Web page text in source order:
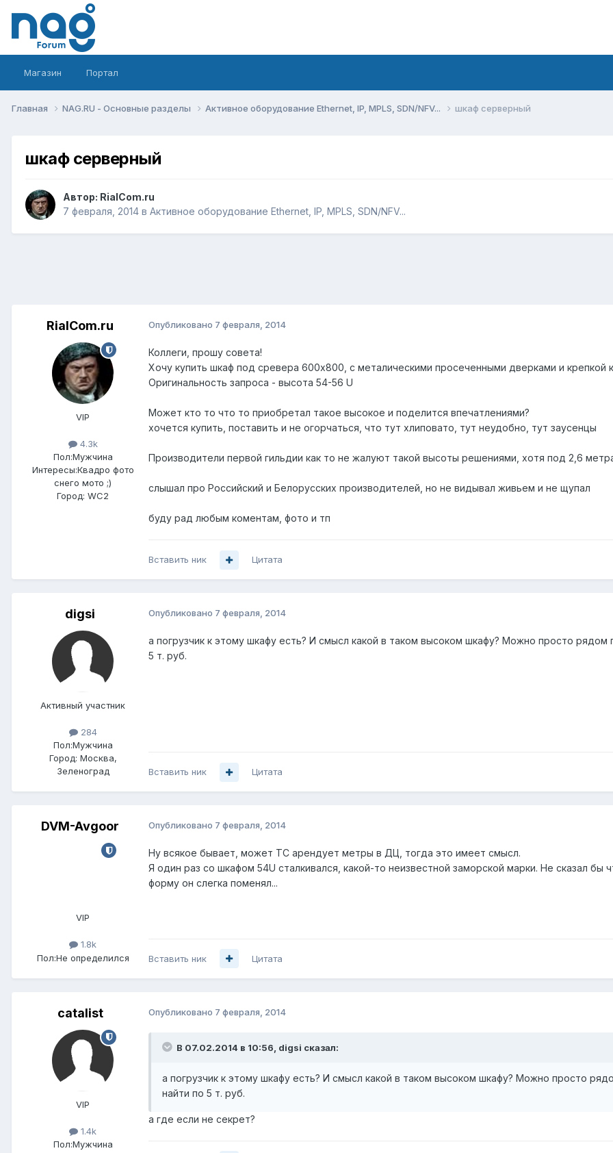
Магазин Портал
Главная NAG.RU - Основные разделы Активное оборудование Ethernet, IP, MPLS, SDN/NFV... шкаф серверный
шкаф серверный
Автор: RialCom.ru
7 февраля, 2014 в Активное оборудование Ethernet, IP, MPLS, SDN/NFV...
RialCom.ru
VIP
4.3k
Пол:Мужчина
Интересы:Квадро фото
снего мото ;)
Город: WC2
Опубликовано 7 февраля, 2014
Коллеги, прошу совета!
Хочу купить шкаф под сревера 600х800, с металическими просеченными дверками и крепкой
Оригинальность запроса - высота 54-56 U
Может кто то что то приобретал такое высокое и поделится впечатлениями?
хочется купить, поставить и не огорчаться, что тут хлиповато, тут неудобно, тут заусенцы
Производители первой гильдии как то не жалуют такой высоты решениями, хотя под 2,6
слышал про Российский и Белорусских производителей, но не видывал живьем и не щупал
буду рад любым коментам, фото и тп
Вставить ник Цитата
digsi
Активный участник
284
Пол:Мужчина
Город: Москва,
Зеленоград
Опубликовано 7 февраля, 2014
а погрузчик к этому шкафу есть? И смысл какой в таком высоком шкафу? Можно просто
5 т. руб.
Вставить ник Цитата
DVM-Avgoor
VIP
1.8k
Пол:Не определился
Опубликовано 7 февраля, 2014
Ну всякое бывает, может ТС арендует метры в ДЦ, тогда это имеет смысл.
Я один раз со шкафом 54U сталкивался, какой-то неизвестной заморской марки. Не сказал бы
форму он слегка поменял...
Вставить ник Цитата
catalist
VIP
1.4k
Пол:Мужчина
Опубликовано 7 февраля, 2014
В 07.02.2014 в 10:56, digsi сказал:
а погрузчик к этому шкафу есть? И смысл какой в таком высоком шкафу? Можно просто
найти по 5 т. руб.
а где если не секрет?